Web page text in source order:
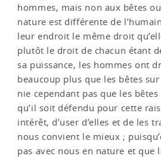
hommes, mais non aux bêtes
nature est différente de
leur endroit le même droit
plutôt le droit de chacun étant
sa puissance, les hommes ont
beaucoup plus que les bêtes
nie cependant pas que les
qu’il soit défendu pour cette
intérêt, d’user d’elles et de les
nous convient le mieux ;
pas avec nous en nature et que